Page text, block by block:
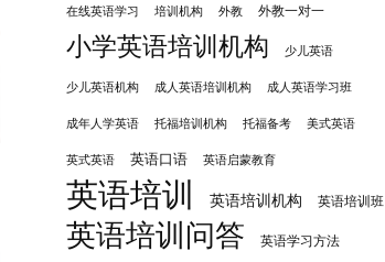
在线英语学习 培训机构 外教 外教一对一
小学英语培训机构 少儿英语
少儿英语机构 成人英语培训机构 成人英语学习班
成年人学英语 托福培训机构 托福备考 美式英语
英式英语 英语口语 英语启蒙教育
英语培训 英语培训机构 英语培训班
英语培训问答 英语学习方法